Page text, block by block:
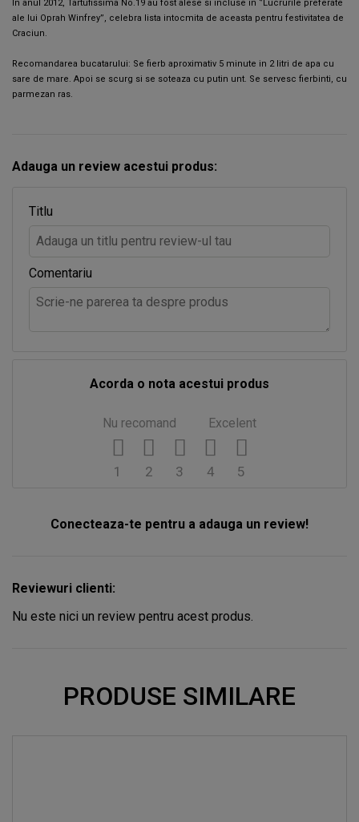
In anul 2012, Tartufissima No.19 au fost alese si incluse in ‘’Lucrurile preferate
ale lui Oprah Winfrey’’, celebra lista intocmita de aceasta pentru festivitatea de
Craciun.
Recomandarea bucatarului: Se fierb aproximativ 5 minute in 2 litri de apa cu
sare de mare. Apoi se scurg si se soteaza cu putin unt. Se servesc fierbinti, cu
parmezan ras.
Adauga un review acestui produs:
Titlu
Comentariu
Acorda o nota acestui produs
Nu recomand Excelent
5
4
3
2
1
Conecteaza-te pentru a adauga un review!
Reviewuri clienti:
Nu este nici un review pentru acest produs.
PRODUSE SIMILARE